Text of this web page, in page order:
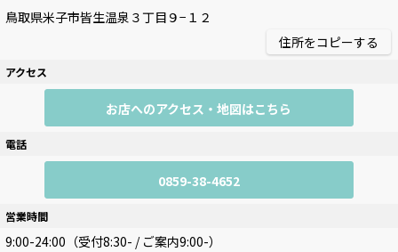
住所をコピーする
アクセス
お店へのアクセス・地図はこちら
電話
0859-38-4652
営業時間
9:00-24:00（受付8:30- / ご案内9:00-）